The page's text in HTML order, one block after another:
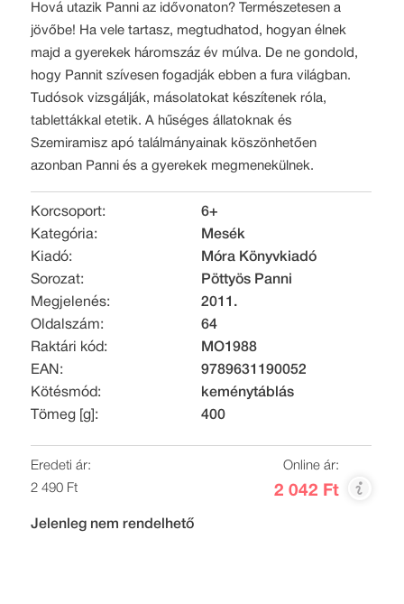
Hová utazik Panni az idővonaton? Természetesen a
jövőbe! Ha vele tartasz, megtudhatod, hogyan élnek
majd a gyerekek háromszáz év múlva. De ne gondold,
hogy Pannit szívesen fogadják ebben a fura világban.
Tudósok vizsgálják, másolatokat készítenek róla,
tablettákkal etetik. A hűséges állatoknak és
Szemiramisz apó találmányainak köszönhetően
azonban Panni és a gyerekek megmenekülnek.
Korcsoport:
6+
Kategória:
Mesék
Kiadó:
Móra Könyvkiadó
Sorozat:
Pöttyös Panni
Megjelenés:
2011.
Oldalszám:
64
Raktári kód:
MO1988
EAN:
9789631190052
Kötésmód:
keménytáblás
Tömeg [g]:
400
Eredeti ár:
2 490 Ft
Online ár:
2 042 Ft
Jelenleg nem rendelhető